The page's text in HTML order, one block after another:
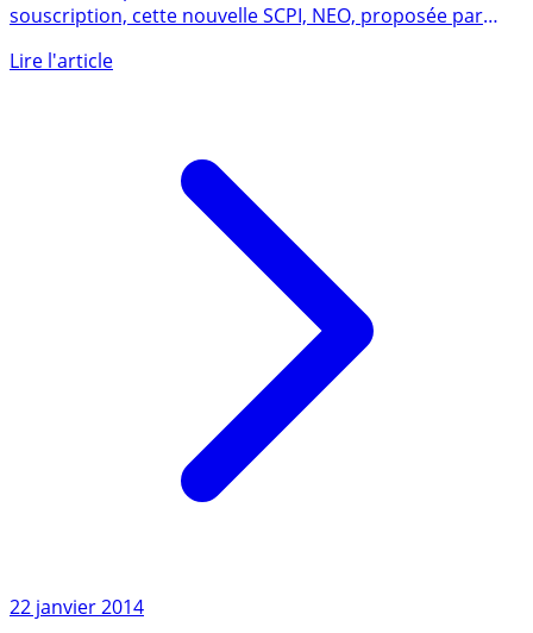
souscription, cette nouvelle SCPI, NEO, proposée par